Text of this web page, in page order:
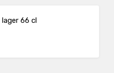
66 cl